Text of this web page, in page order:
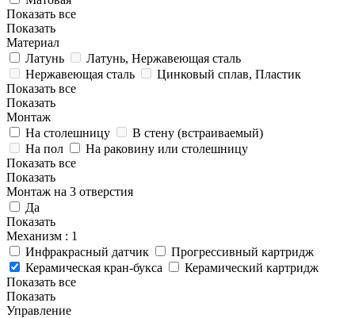
Показать все
Показать
Материал
Латунь
Латунь, Нержавеющая сталь
Нержавеющая сталь
Цинковый сплав, Пластик
Показать все
Показать
Монтаж
На столешницу
В стену (встраиваемый)
На пол
На раковину или столешницу
Показать все
Показать
Монтаж на 3 отверстия
Да
Показать
Механизм : 1
Инфракрасный датчик
Прогрессивный картридж
Керамическая кран-букса
Керамический картридж
Показать все
Показать
Управление